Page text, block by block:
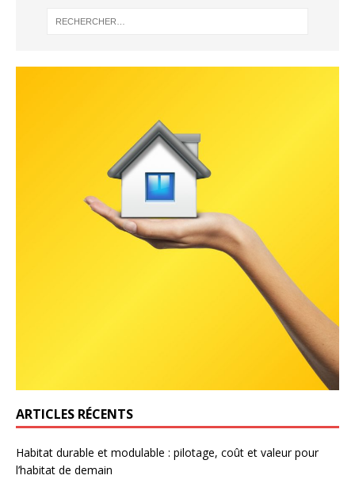
ARTICLES RÉCENTS
Habitat durable et modulable : pilotage, coût et valeur pour
l’habitat de demain